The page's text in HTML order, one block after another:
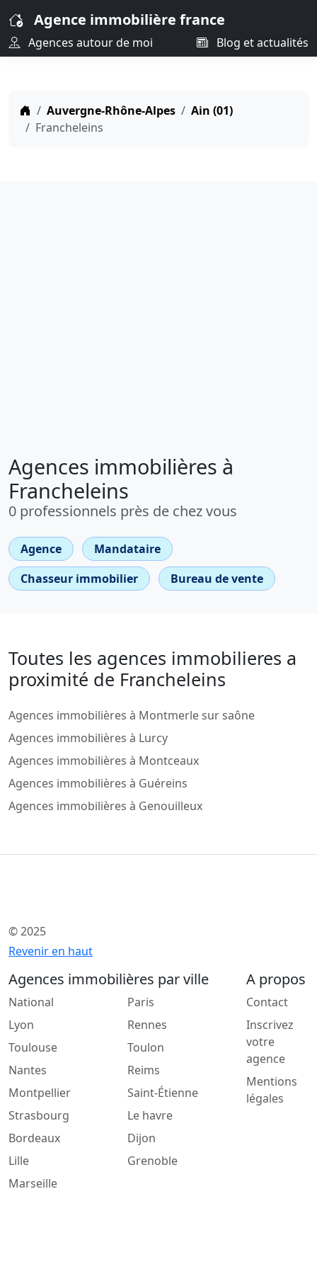
Agence immobilière france
Agences autour de moi Blog et actualités
Auvergne-Rhône-Alpes
Ain (01)
Francheleins
Agences immobilières à
Francheleins
0 professionnels près de chez vous
Agence
Mandataire
Chasseur immobilier
Bureau de vente
Toutes les agences immobilieres a
proximité de Francheleins
Agences immobilières à Montmerle sur saône
Agences immobilières à Lurcy
Agences immobilières à Montceaux
Agences immobilières à Guéreins
Agences immobilières à Genouilleux
© 2025
Revenir en haut
Agences immobilières par ville
National
Lyon
Toulouse
Nantes
Montpellier
Strasbourg
Bordeaux
Lille
Marseille
Paris
Rennes
Toulon
Reims
Saint-Étienne
Le havre
Dijon
Grenoble
A propos
Contact
Inscrivez
votre
agence
Mentions
légales